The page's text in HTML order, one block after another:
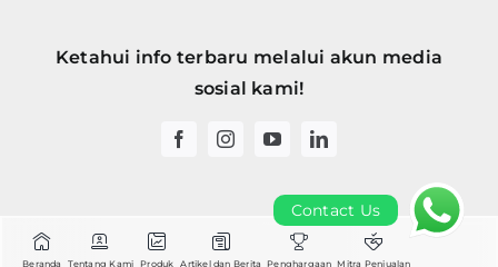
Beranda Tentang Kami Produk Artikel dan Berita Penghargaan Mitra Penjualan
Ketahui info terbaru melalui akun media
sosial kami!
Contact Us Contact Us